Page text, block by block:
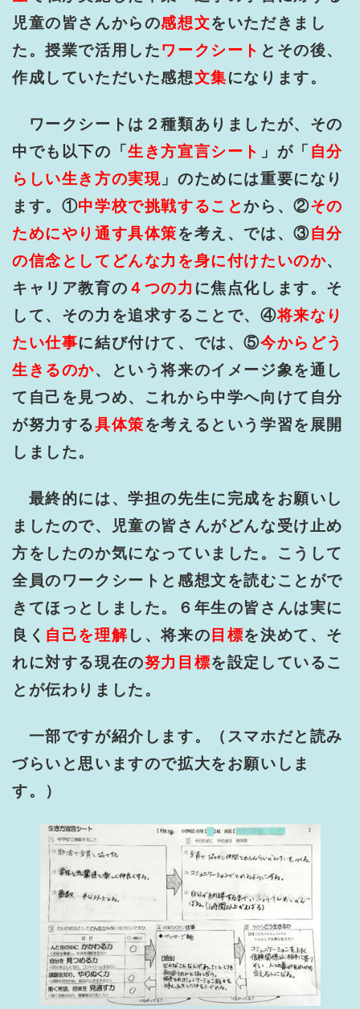
児童の皆さんからの感想文をいただきまし
た。授業で活用したワークシート とその後、
作成していただいた感想文集になります。
ワークシートは２種類ありましたが、その
中でも以下の「生き方宣言シート 」が「 自分
らしい生き方の実現 」のためには重要になり
ます。①中学校で挑戦することから、②その
ためにやり通す具体策を考え、では、③自分
の信念としてどんな力を身に付けたいのか、
キャリア教育の ４つの力 に焦点化します。そ
して、その力を追求することで、④将来なり
たい仕事に結び付けて、では、⑤今からどう
生きるのか、という将来のイメージ象を通し
て自己を見つめ、これから中学へ向けて自分
が努力する具体策を考えるという学習を展開
しました。
最終的には、学担の先生に完成をお願いし
ましたので、児童の皆さんがどんな受け止め
方をしたのか気になっていました。こうして
全員のワークシートと感想文を読むことがで
きてほっとしました。６年生の皆さんは実に
良く 自己を理解し、将来の 目標を決めて、そ
れに対する現在の努力目標を設定しているこ
とが伝わりました。
一部ですが紹介します。（スマホだと読み
づらいと思いますので拡大をお願いしま
す。）